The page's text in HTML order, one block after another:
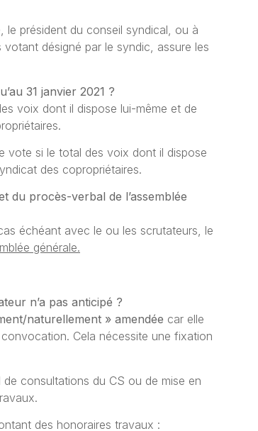
président du conseil syndical, ou à
votant désigné par le syndic, assure les
31 janvier 2021 ?
voix dont il dispose lui-même et de
vote si le total des voix dont il dispose
des copropriétaires.
du procès-verbal de l’assemblée
échéant avec le ou les scrutateurs, le
générale.
n’a pas anticipé ?
naturellement » amendée car elle
Cela nécessite une fixation
consultations du CS ou de mise en
des honoraires travaux :